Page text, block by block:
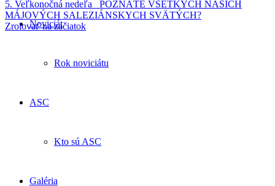
Noviciát
Rok noviciátu
ASC
Kto sú ASC
Galéria
5. Veľkonočná nedeľa
POZNÁTE VŠETKÝCH NAŠICH
MÁJOVÝCH SALEZIÁNSKYCH SVÄTÝCH?
Zrolovať na začiatok